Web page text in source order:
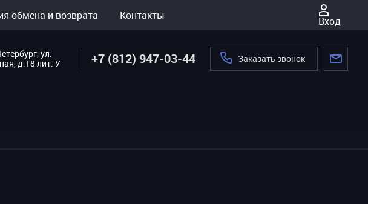
обмена и возврата Контакты Вход
ул.
д.18 лит. У
+7 (812) 947-03-44 Заказать звонок